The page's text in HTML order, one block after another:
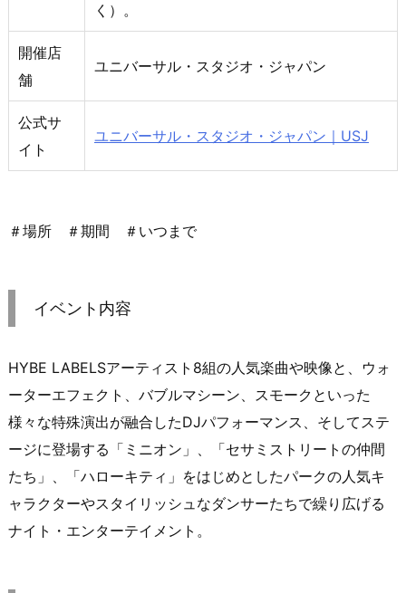
く）。
開催店
舗
ユニバーサル・スタジオ・ジャパン
公式サ
イト
ユニバーサル・スタジオ・ジャパン｜USJ
＃場所 ＃期間 ＃いつまで
イベント内容
HYBE LABELSアーティスト8組の人気楽曲や映像と、ウォ
ーターエフェクト、バブルマシーン、スモークといった
様々な特殊演出が融合したDJパフォーマンス、そしてステ
ージに登場する「ミニオン」、「セサミストリートの仲間
たち」、「ハローキティ」をはじめとしたパークの人気キ
ャラクターやスタイリッシュなダンサーたちで繰り広げる
ナイト・エンターテイメント。